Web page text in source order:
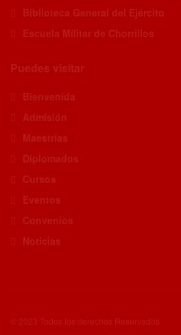
Biblioteca General del Ejército
Escuela Militar de Chorrillos
Puedes visitar
Bienvenida
Admisión
Maestrías
Diplomados
Cursos
Eventos
Convenios
Noticias
© 2023 Todos los derechos Reservados